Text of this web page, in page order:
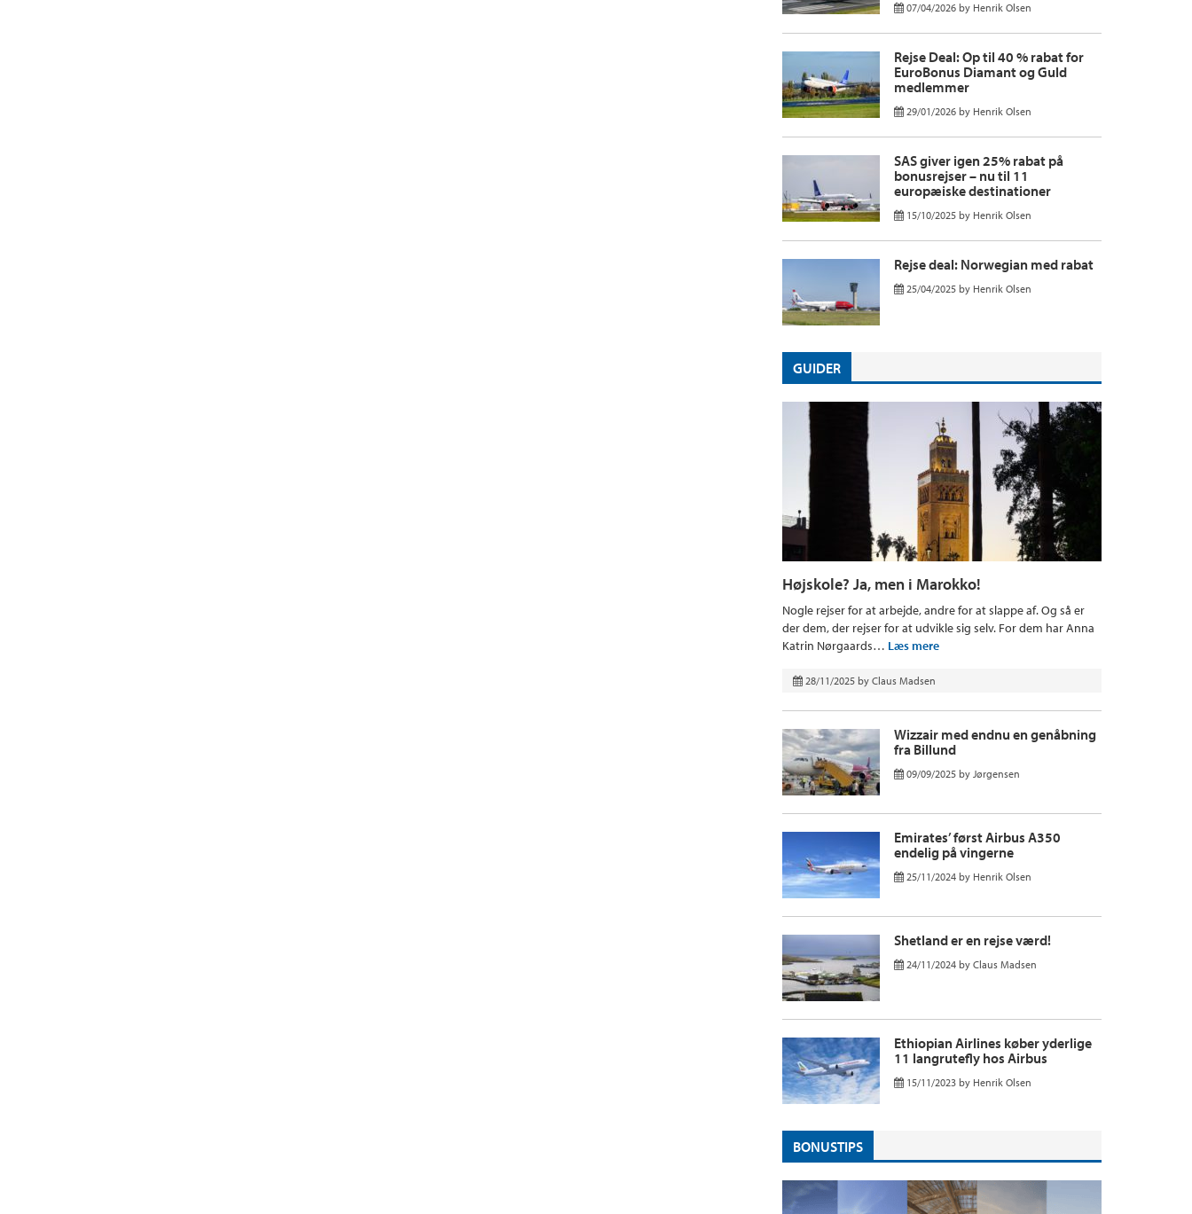
07/04/2026 by Henrik Olsen
Rejse Deal: Op til 40 % rabat for
EuroBonus Diamant og Guld
medlemmer
29/01/2026 by Henrik Olsen
SAS giver igen 25% rabat på
bonusrejser – nu til 11
europæiske destinationer
15/10/2025 by Henrik Olsen
Rejse deal: Norwegian med rabat
25/04/2025 by Henrik Olsen
GUIDER
Højskole? Ja, men i Marokko!
Nogle rejser for at arbejde, andre for at slappe af. Og så er
der dem, der rejser for at udvikle sig selv. For dem har Anna
Katrin Nørgaards… Læs mere
28/11/2025 by Claus Madsen
Wizzair med endnu en genåbning
fra Billund
09/09/2025 by Jørgensen
Emirates’ først Airbus A350
endelig på vingerne
25/11/2024 by Henrik Olsen
Shetland er en rejse værd!
24/11/2024 by Claus Madsen
Ethiopian Airlines køber yderlige
11 langrutefly hos Airbus
15/11/2023 by Henrik Olsen
BONUSTIPS